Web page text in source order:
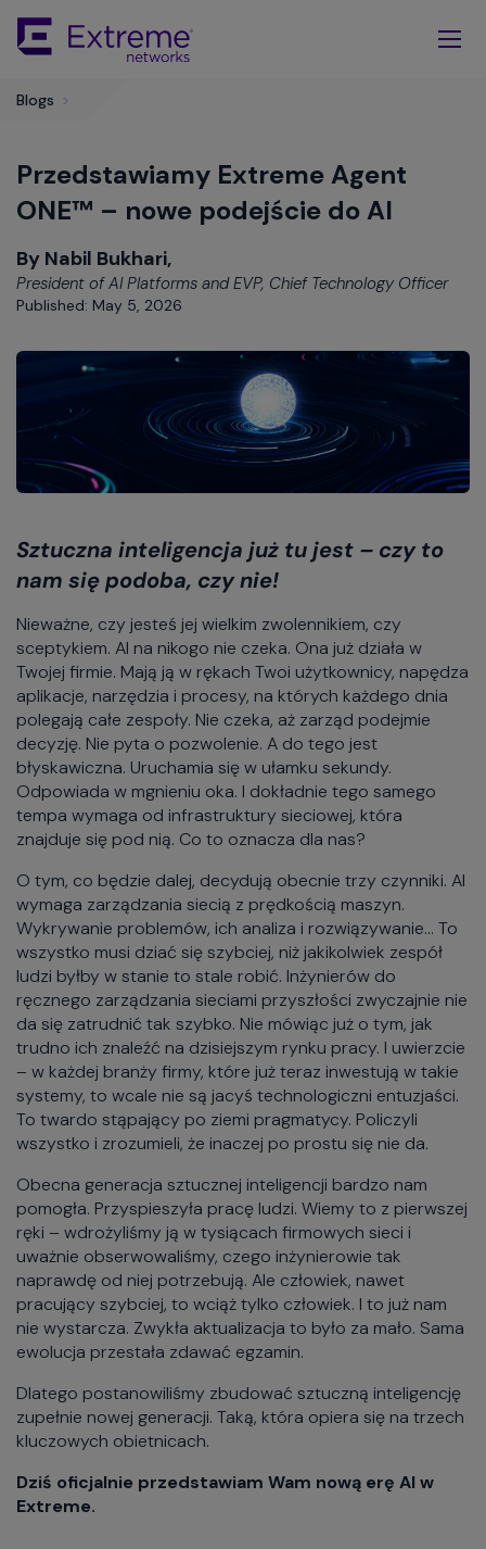
Main
Blogs >
Przedstawiamy Extreme Agent
ONE™ – nowe podejście do AI
By Nabil Bukhari,
President of AI Platforms and EVP, Chief Technology Officer
Published: May 5, 2026
Sztuczna inteligencja już tu jest – czy to
nam się podoba, czy nie!
Nieważne, czy jesteś jej wielkim zwolennikiem, czy
sceptykiem. AI na nikogo nie czeka. Ona już działa w
Twojej firmie. Mają ją w rękach Twoi użytkownicy, napędza
aplikacje, narzędzia i procesy, na których każdego dnia
polegają całe zespoły. Nie czeka, aż zarząd podejmie
decyzję. Nie pyta o pozwolenie. A do tego jest
błyskawiczna. Uruchamia się w ułamku sekundy.
Odpowiada w mgnieniu oka. I dokładnie tego samego
tempa wymaga od infrastruktury sieciowej, która
znajduje się pod nią. Co to oznacza dla nas?
O tym, co będzie dalej, decydują obecnie trzy czynniki. AI
wymaga zarządzania siecią z prędkością maszyn.
Wykrywanie problemów, ich analiza i rozwiązywanie... To
wszystko musi dziać się szybciej, niż jakikolwiek zespół
ludzi byłby w stanie to stale robić. Inżynierów do
ręcznego zarządzania sieciami przyszłości zwyczajnie nie
da się zatrudnić tak szybko. Nie mówiąc już o tym, jak
trudno ich znaleźć na dzisiejszym rynku pracy. I uwierzcie
– w każdej branży firmy, które już teraz inwestują w takie
systemy, to wcale nie są jacyś technologiczni entuzjaści.
To twardo stąpający po ziemi pragmatycy. Policzyli
wszystko i zrozumieli, że inaczej po prostu się nie da.
Obecna generacja sztucznej inteligencji bardzo nam
pomogła. Przyspieszyła pracę ludzi. Wiemy to z pierwszej
ręki – wdrożyliśmy ją w tysiącach firmowych sieci i
uważnie obserwowaliśmy, czego inżynierowie tak
naprawdę od niej potrzebują. Ale człowiek, nawet
pracujący szybciej, to wciąż tylko człowiek. I to już nam
nie wystarcza. Zwykła aktualizacja to było za mało. Sama
ewolucja przestała zdawać egzamin.
Dlatego postanowiliśmy zbudować sztuczną inteligencję
zupełnie nowej generacji. Taką, która opiera się na trzech
kluczowych obietnicach.
Dziś oficjalnie przedstawiam Wam nową erę AI w
Extreme.